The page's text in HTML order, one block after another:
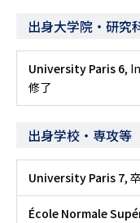
出身大学院・研究
University Paris 6,
修了
出身学校・専攻等
University Paris 7,
École Normale